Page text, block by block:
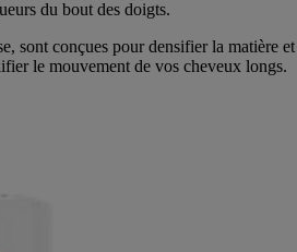
du bout des doigts.
conçues pour densifier la matière
le mouvement de vos cheveux longs.